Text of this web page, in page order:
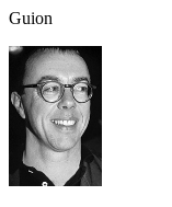
Guion